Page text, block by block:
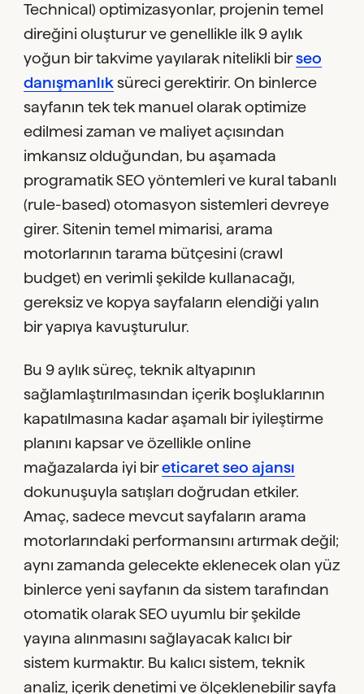
Technical) optimizasyonlar, projenin temel
direğini oluşturur ve genellikle ilk 9 aylık
yoğun bir takvime yayılarak nitelikli birseo
danışmanlık süreci gerektirir. On binlerce
sayfanın tek tek manuel olarak optimize
edilmesi zaman ve maliyet açısından
imkansız olduğundan, bu aşamada
programatik SEO yöntemleri ve kural tabanlı
(rule-based) otomasyon sistemleri devreye
girer. Sitenin temel mimarisi, arama
motorlarının tarama bütçesini (crawl
budget) en verimli şekilde kullanacağı,
gereksiz ve kopya sayfaların elendiği yalın
bir yapıya kavuşturulur.
Bu 9 aylık süreç, teknik altyapının
sağlamlaştırılmasından içerik boşluklarının
kapatılmasına kadar aşamalı bir iyileştirme
planını kapsar ve özellikle online
mağazalarda iyi bireticaret seo ajansı
dokunuşuyla satışları doğrudan etkiler.
Amaç, sadece mevcut sayfaların arama
motorlarındaki performansını artırmak değil;
aynı zamanda gelecekte eklenecek olan yüz
binlerce yeni sayfanın da sistem tarafından
otomatik olarak SEO uyumlu bir şekilde
yayına alınmasını sağlayacak kalıcı bir
sistem kurmaktır. Bu kalıcı sistem, teknik
analiz, içerik denetimi ve ölçeklenebilir sayfa